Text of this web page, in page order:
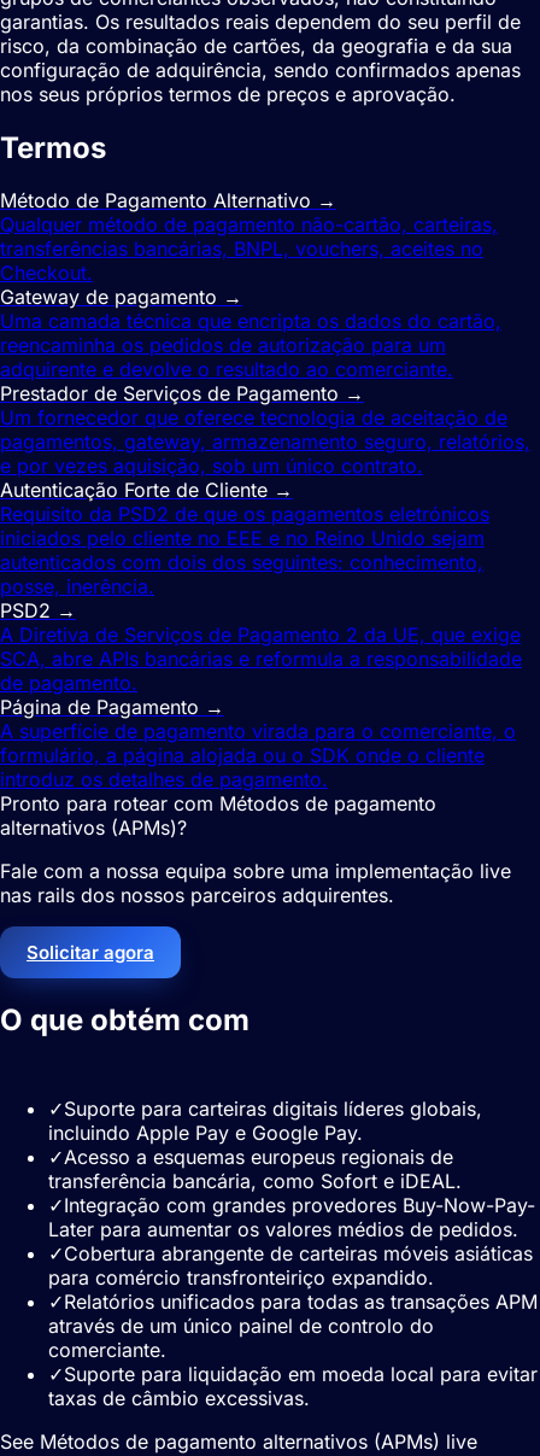
garantias. Os resultados reais dependem do seu perfil de
risco, da combinação de cartões, da geografia e da sua
configuração de adquirência, sendo confirmados apenas
nos seus próprios termos de preços e aprovação.
Termos
Método de Pagamento Alternativo →
Qualquer método de pagamento não-cartão, carteiras,
transferências bancárias, BNPL, vouchers, aceites no
Checkout.
Gateway de pagamento →
Uma camada técnica que encripta os dados do cartão,
reencaminha os pedidos de autorização para um
adquirente e devolve o resultado ao comerciante.
Prestador de Serviços de Pagamento →
Um fornecedor que oferece tecnologia de aceitação de
pagamentos, gateway, armazenamento seguro, relatórios,
e por vezes aquisição, sob um único contrato.
Autenticação Forte de Cliente →
Requisito da PSD2 de que os pagamentos eletrónicos
iniciados pelo cliente no EEE e no Reino Unido sejam
autenticados com dois dos seguintes: conhecimento,
posse, inerência.
PSD2 →
A Diretiva de Serviços de Pagamento 2 da UE, que exige
SCA, abre APIs bancárias e reformula a responsabilidade
de pagamento.
Página de Pagamento →
A superfície de pagamento virada para o comerciante, o
formulário, a página alojada ou o SDK onde o cliente
introduz os detalhes de pagamento.
Pronto para rotear com Métodos de pagamento
alternativos (APMs)?
Fale com a nossa equipa sobre uma implementação live
nas rails dos nossos parceiros adquirentes.
Solicitar agora
O que obtém com
✓Suporte para carteiras digitais líderes globais,
incluindo Apple Pay e Google Pay.
✓Acesso a esquemas europeus regionais de
transferência bancária, como Sofort e iDEAL.
✓Integração com grandes provedores Buy-Now-Pay-
Later para aumentar os valores médios de pedidos.
✓Cobertura abrangente de carteiras móveis asiáticas
para comércio transfronteiriço expandido.
✓Relatórios unificados para todas as transações APM
através de um único painel de controlo do
comerciante.
✓Suporte para liquidação em moeda local para evitar
taxas de câmbio excessivas.
See Métodos de pagamento alternativos (APMs) live